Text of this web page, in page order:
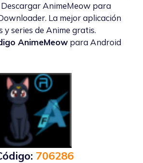
AnimeMeow para
La mejor aplicación
y series de Anime gratis.
AnimeMeow para Android
706286